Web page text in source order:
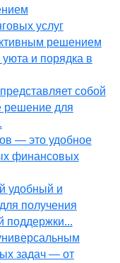
услуг
решением
и порядка в
собой
решение для
— это удобное
финансовых
удобный и
получения
поддержки...
задач — от